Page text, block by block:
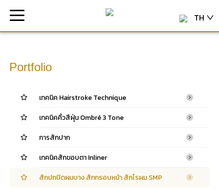
TH
Portfolio
เทคนิค Hairstroke Technique
เทคนิคคิ้วสีฝุ่น Ombré 3 Tone
การสักปาก
เทคนิคสักขอบตา Inliner
สักปกปิดผมบาง สักกรอบหน้า สักไรผม SMP